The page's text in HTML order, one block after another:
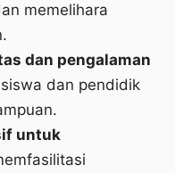
memelihara
dan pengalaman
dan pendidik
untuk